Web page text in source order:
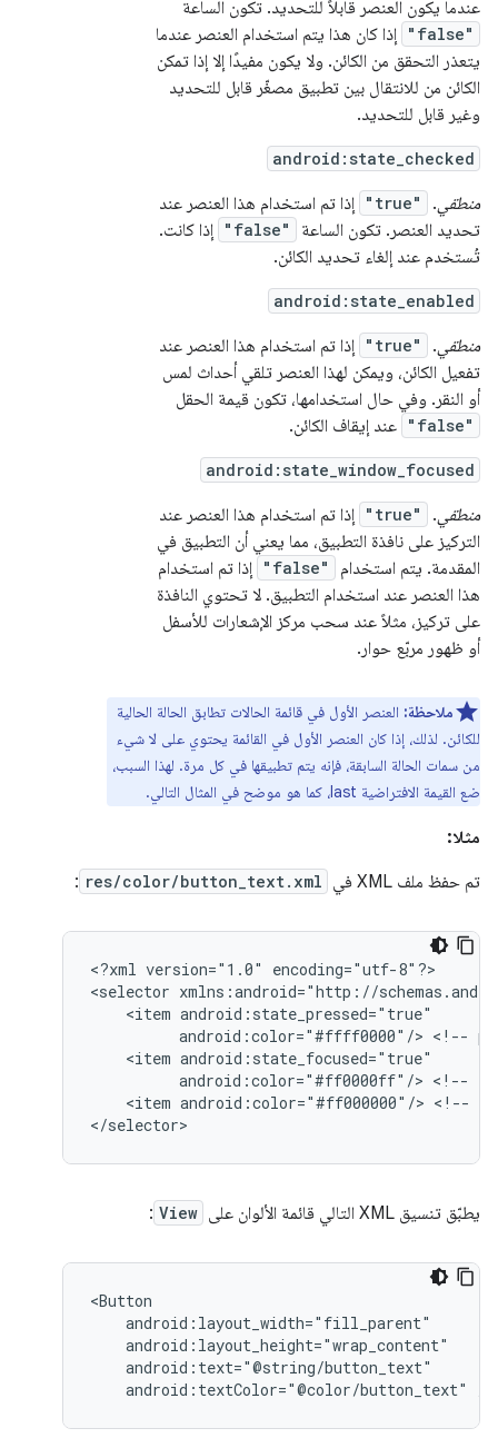
عندما يكون العنصر قابلاً للتحديد. تكون الساعة
"false"
إذا كان هذا يتم استخدام العنصر عندما
يتعذر التحقق من الكائن. ولا يكون مفيدًا إلا إذا تمكن
الكائن من للانتقال بين تطبيق مصغّر قابل للتحديد
وغير قابل للتحديد.
android:state_checked
منطقي.
"true"
إذا تم استخدام هذا العنصر عند
تحديد العنصر. تكون الساعة
"false"
إذا كانت.
تُستخدم عند إلغاء تحديد الكائن.
android:state_enabled
منطقي.
"true"
إذا تم استخدام هذا العنصر عند
تفعيل الكائن، ويمكن لهذا العنصر تلقي أحداث لمس
أو النقر. وفي حال استخدامها، تكون قيمة الحقل
"false" عند إيقاف الكائن.
android:state_window_focused
منطقي.
"true"
إذا تم استخدام هذا العنصر عند
التركيز على نافذة التطبيق، مما يعني أن التطبيق في
المقدمة. يتم استخدام
"false"
إذا تم استخدام
هذا العنصر عند استخدام التطبيق. لا تحتوي النافذة
على تركيز، مثلاً عند سحب مركز الإشعارات للأسفل
أو ظهور مربّع حوار.
ملاحظة: العنصر الأول في قائمة الحالات تطابق الحالة الحالية
للكائن. لذلك، إذا كان العنصر الأول في القائمة يحتوي على لا شيء
من سمات الحالة السابقة، فإنه يتم تطبيقها في كل مرة. لهذا السبب،
ضع القيمة الافتراضية last، كما هو موضح في المثال التالي.
مثلا:
تم حفظ ملف XML في
res/color/button_text.xml
:
<?xml version="1.0"
encoding="utf-8"?>
<selector
<item
android:color="#ffff0000"/> <!--
<item
android:color="#ff0000ff"/> <!--
<item android:color="#ff000000"/> <!--
</selector>
يطبّق تنسيق XML التالي قائمة الألوان على View
:
android:textColor="@color/button_text"